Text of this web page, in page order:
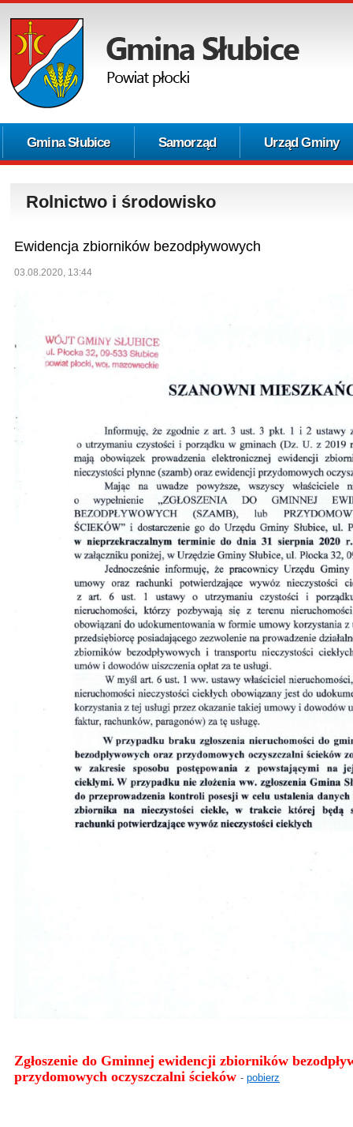
Gmina Słubice Samorząd Urząd Gminy
Rolnictwo i środowisko
Ewidencja zbiorników bezodpływowych
03.08.2020, 13:44
Zgłoszenie do Gminnej ewidencji zbiorników
przydomowych oczyszczalni ścieków - pobierz